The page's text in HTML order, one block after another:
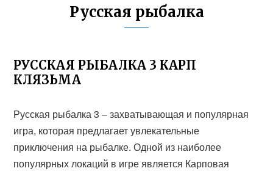
Русская рыбалка
РУССКАЯ РЫБАЛКА 3 КАРП
КЛЯЗЬМА
Русская рыбалка 3 – захватывающая и популярная
игра, которая предлагает увлекательные
приключения на рыбалке. Одной из наиболее
популярных локаций в игре является Карповая